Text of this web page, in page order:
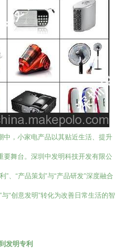
中，小家电产品以其贴近生活、提升
要舞台。深圳中发明科技开发有限公
”、“产品策划”与“产品研发”深度融合
“创意发明”转化为改善日常生活的智
发明专利